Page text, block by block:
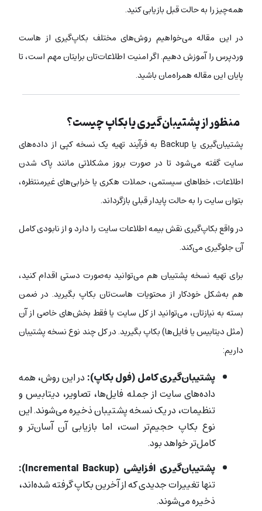
همه‌چیز را به حالت قبل بازیابی کنید.
در این مقاله می‌خواهیم روش‌های مختلف بکاپ‌گیری از هاست
وردپرس را آموزش دهیم. اگر امنیت اطلاعات‌تان برایتان مهم است، تا
پایان این مقاله همراه‌مان باشید.
منظور از پشتیبان‌‌گیری یا بکاپ چیست؟
پشتیبان‌گیری یا Backup به فرآیند تهیه یک نسخه کپی از داده‌های
سایت گفته می‌شود تا در صورت بروز مشکلاتی مانند پاک شدن
اطلاعات، خطاهای سیستمی، حملات هکری یا خرابی‌های غیرمنتظره،
بتوان سایت را به حالت پایدار قبلی بازگرداند.
در واقع بکاپ‌گیری نقش بیمه اطلاعات سایت را دارد و از نابودی کامل
آن جلوگیری می‌کند.
برای تهیه نسخه پشتیبان هم می‌توانید به‌صورت دستی اقدام کنید،
هم به‌شکل خودکار از محتویات هاست‌تان بکاپ بگیرید. در ضمن
بسته به نیازتان، می‌توانید از کل سایت یا فقط بخش‌های خاصی از آن
(مثل دیتابیس یا فایل‌ها) بکاپ بگیرید. در کل چند نوع نسخه‌ پشتیبان
داریم:
پشتیبان‌گیری کامل (فول بکاپ): در این روش، همه
داده‌های سایت از جمله فایل‌ها، تصاویر، دیتابیس و
تنظیمات، در یک نسخه پشتیبان ذخیره می‌شوند. این
نوع بکاپ حجیم‌تر است، اما بازیابی آن آسان‌تر و
کامل‌تر خواهد بود.
پشتیبان‌گیری افزایشی (Incremental Backup):
تنها تغییرات جدیدی که از آخرین بکاپ گرفته شده‌اند،
ذخیره می‌شوند.